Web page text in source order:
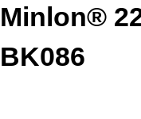
Minlon®
BK086